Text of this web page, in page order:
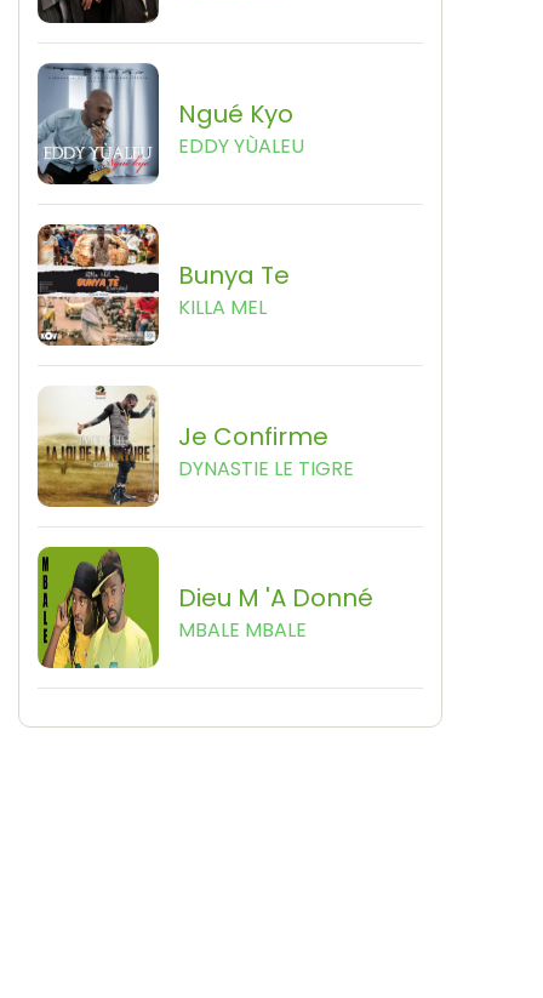
Ngué Kyo
EDDY YÙALEU
Bunya Te
KILLA MEL
Je Confirme
DYNASTIE LE TIGRE
Dieu M 'a Donné
MBALE MBALE